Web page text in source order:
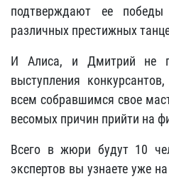
подтверждают ее
различных престижных
И Алиса, и Дмитрий не
выступления
всем собравшимся свое
весомых причин прийти на
Всего в жюри будут 10
экспертов вы узнаете уже